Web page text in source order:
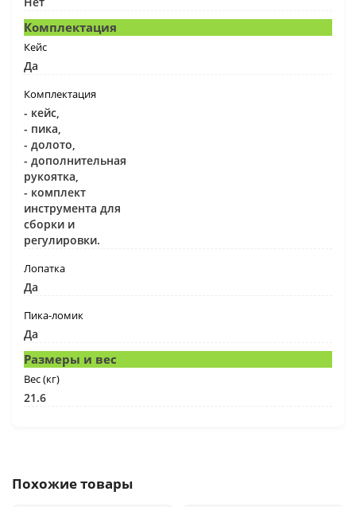
Комплектация
Кейс
Да
Комплектация
- кейс,
- пика,
- долото,
- дополнительная
рукоятка,
- комплект
инструмента для
сборки и
регулировки.
Лопатка
Да
Пика-ломик
Да
Размеры и вес
Вес (кг)
21.6
Похожие товары